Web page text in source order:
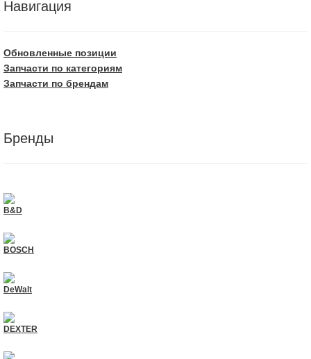
Навигация
Обновленные позиции
Запчасти по категориям
Запчасти по брендам
Бренды
B&D
BOSCH
DeWalt
DEXTER